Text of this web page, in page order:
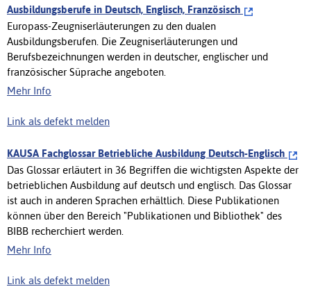
Ausbildungsberufe in Deutsch, Englisch, Französisch
Europass-Zeugniserläuterungen zu den dualen
Ausbildungsberufen. Die Zeugniserläuterungen und
Berufsbezeichnungen werden in deutscher, englischer und
französischer Süprache angeboten.
Mehr Info
Link als defekt melden
KAUSA Fachglossar Betriebliche Ausbildung Deutsch-Englisch
Das Glossar erläutert in 36 Begriffen die wichtigsten Aspekte der
betrieblichen Ausbildung auf deutsch und englisch. Das Glossar
ist auch in anderen Sprachen erhältlich. Diese Publikationen
können über den Bereich "Publikationen und Bibliothek" des
BIBB recherchiert werden.
Mehr Info
Link als defekt melden